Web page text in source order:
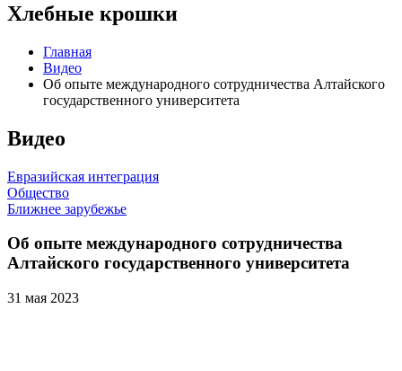
Хлебные крошки
Главная
Видео
Об опыте международного сотрудничества Алтайского
государственного университета
Видео
Евразийская интеграция
Общество
Ближнее зарубежье
Об опыте международного сотрудничества
Алтайского государственного университета
31 мая 2023